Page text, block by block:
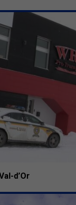
d’Or